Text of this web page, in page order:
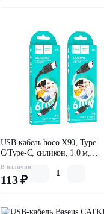
USB-кабель hoco X90, Type-
C/Type-C, силикон, 1.0 м,
круглый, белый
В наличии
113 ₽